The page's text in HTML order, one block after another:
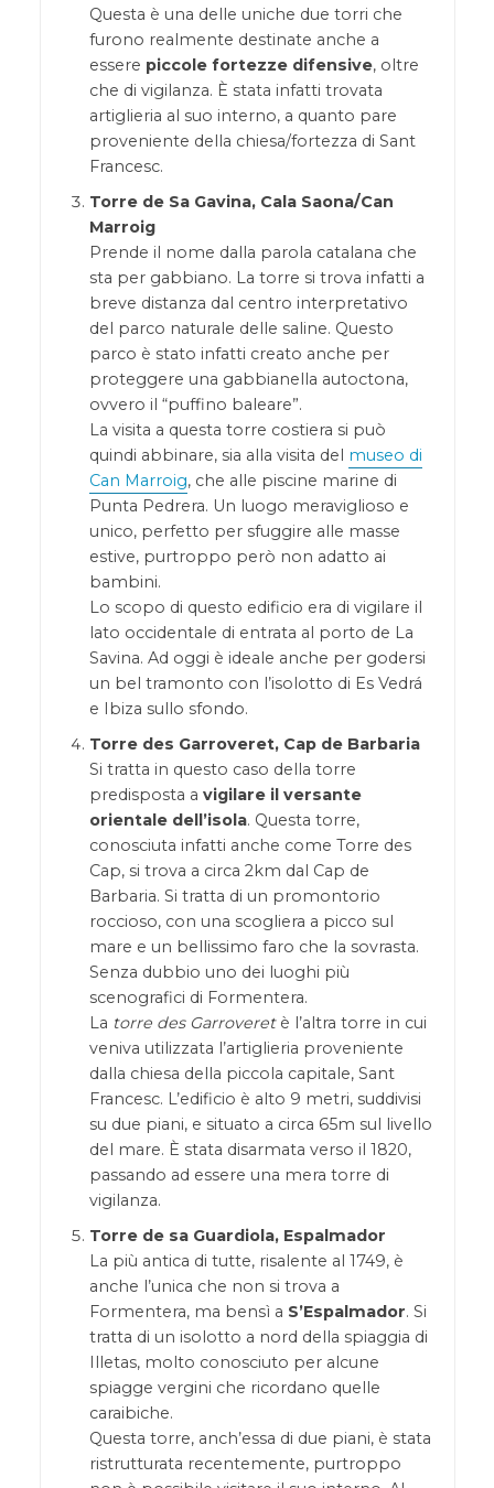
Questa è una delle uniche due torri che
furono realmente destinate anche a
essere piccole fortezze difensive, oltre
che di vigilanza. È stata infatti trovata
artiglieria al suo interno, a quanto pare
proveniente della chiesa/fortezza di Sant
Francesc.
Torre de Sa Gavina, Cala Saona/Can
Marroig
Prende il nome dalla parola catalana che
sta per gabbiano. La torre si trova infatti a
breve distanza dal centro interpretativo
del parco naturale delle saline. Questo
parco è stato infatti creato anche per
proteggere una gabbianella autoctona,
ovvero il “puffino baleare”.
La visita a questa torre costiera si può
quindi abbinare, sia alla visita del museo di
Can Marroig, che alle piscine marine di
Punta Pedrera. Un luogo meraviglioso e
unico, perfetto per sfuggire alle masse
estive, purtroppo però non adatto ai
bambini.
Lo scopo di questo edificio era di vigilare il
lato occidentale di entrata al porto de La
Savina. Ad oggi è ideale anche per godersi
un bel tramonto con l’isolotto di Es Vedrá
e Ibiza sullo sfondo.
Torre des Garroveret, Cap de Barbaria
Si tratta in questo caso della torre
predisposta a vigilare il versante
orientale dell’isola. Questa torre,
conosciuta infatti anche come Torre des
Cap, si trova a circa 2km dal Cap de
Barbaria. Si tratta di un promontorio
roccioso, con una scogliera a picco sul
mare e un bellissimo faro che la sovrasta.
Senza dubbio uno dei luoghi più
scenografici di Formentera.
La torre des Garroveretè l’altra torre in cui
veniva utilizzata l’artiglieria proveniente
dalla chiesa della piccola capitale, Sant
Francesc. L’edificio è alto 9 metri, suddivisi
su due piani, e situato a circa 65m sul livello
del mare. È stata disarmata verso il 1820,
passando ad essere una mera torre di
vigilanza.
Torre de sa Guardiola, Espalmador
La più antica di tutte, risalente al 1749, è
anche l’unica che non si trova a
Formentera, ma bensì a S’Espalmador. Si
tratta di un isolotto a nord della spiaggia di
Illetas, molto conosciuto per alcune
spiagge vergini che ricordano quelle
caraibiche.
Questa torre, anch’essa di due piani, è stata
ristrutturata recentemente, purtroppo